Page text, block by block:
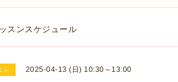
スンスケジュール
ン 2025-04-13 (日) 10:30～13:00